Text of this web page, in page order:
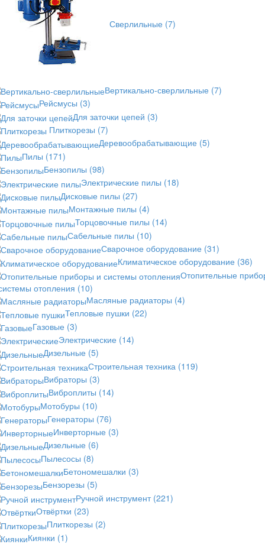
Сверлильные (7)
Вертикально-сверлильные (7)
Рейсмусы (3)
Для заточки цепей (3)
Плиткорезы (7)
Деревообрабатывающие (5)
Пилы (171)
Бензопилы (98)
Электрические пилы (18)
Дисковые пилы (27)
Монтажные пилы (4)
Торцовочные пилы (14)
Сабельные пилы (10)
Сварочное оборудование (31)
Климатическое оборудование (36)
Отопительные
отопления (10)
Масляные радиаторы (4)
Тепловые пушки (22)
Газовые (3)
Электрические (14)
Дизельные (5)
Строительная техника (119)
Вибраторы (3)
Виброплиты (14)
Мотобуры (10)
Генераторы (76)
Инверторные (3)
Дизельные (6)
Пылесосы (8)
Бетономешалки (3)
Бензорезы (5)
Ручной инструмент (221)
Отвёртки (23)
Плиткорезы (2)
Киянки (1)